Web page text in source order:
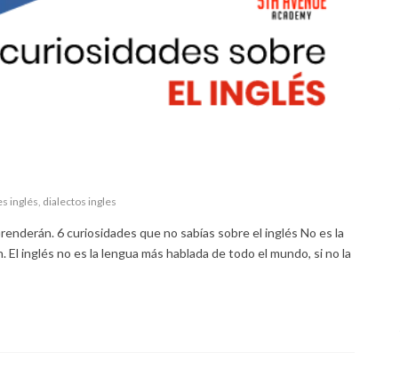
inglés dialectos ingles
6 curiosidades que no sabías sobre el inglés No es la
inglés no es la lengua más hablada de todo el mundo, si no la